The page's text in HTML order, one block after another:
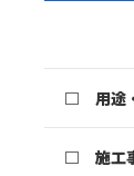
□ 用途
□ 施工